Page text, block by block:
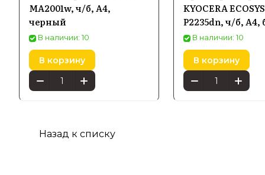
печати,
MA2001w, ч/б, A4,
черный
В наличии: 10
В корзину
KYOCERA ECOSYS
P2235dn, ч/б,
черный
В наличии: 10
В корзину
Назад к списку